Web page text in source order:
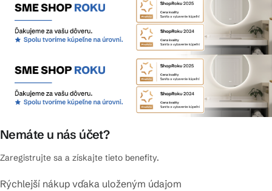
Nemáte u nás účet?
Zaregistrujte sa a získajte tieto benefity.
Rýchlejší nákup vďaka uloženým údajom